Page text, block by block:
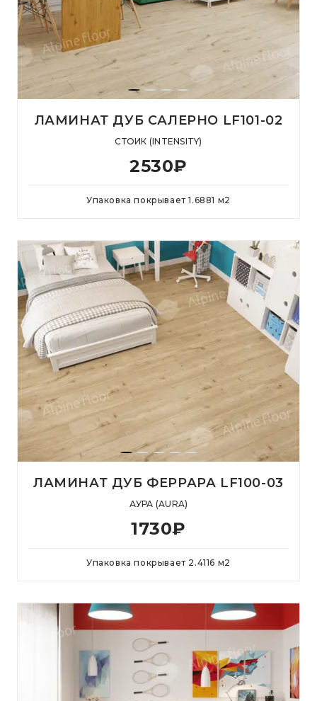
ЛАМИНАТ ДУБ САЛЕРНО LF101-02
СТОИК (INTENSITY)
2530₽
Упаковка покрывает1.6881 м2
ЛАМИНАТ ДУБ ФЕРРАРА LF100-03
АУРА (AURA)
1730₽
Упаковка покрывает 2.4116 м2